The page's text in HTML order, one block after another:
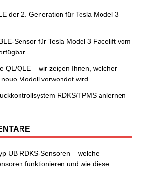
der 2. Generation für Tesla Model 3
Sensor für Tesla Model 3 Facelift vom
QL/QLE – wir zeigen Ihnen, welcher
Modell verwendet wird.
RDKS/TPMS anlernen
UB RDKS-Sensoren – welche
funktionieren und wie diese